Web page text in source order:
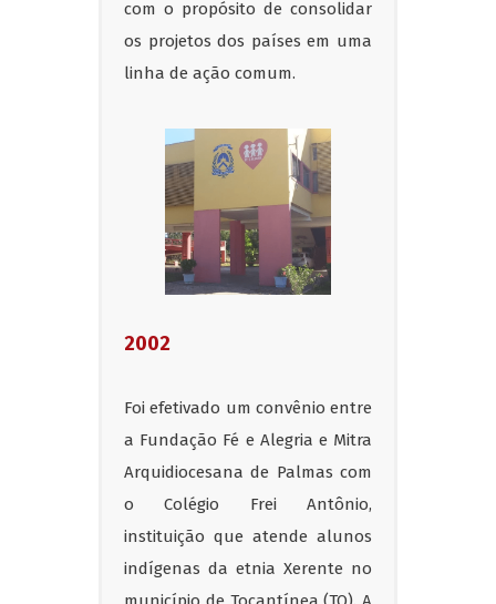
com o propósito de consolidar
os projetos dos países em uma
linha de ação comum.
2002
Foi efetivado um convênio entre
a Fundação Fé e Alegria e Mitra
Arquidiocesana de Palmas com
o Colégio Frei Antônio,
instituição que atende alunos
indígenas da etnia Xerente no